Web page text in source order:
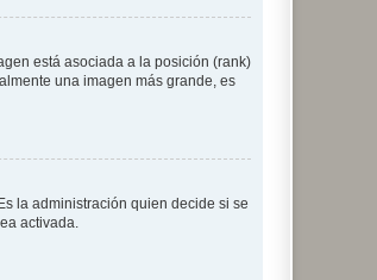
está asociada a la posición (rank)
una imagen más grande, es
la administración quien decide si se
activada.